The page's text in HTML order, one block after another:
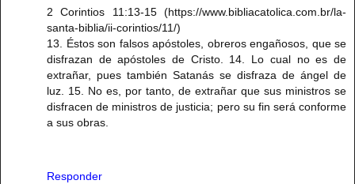
2 Corintios 11:13-15 (https://www.bibliacatolica.com.br/la-
santa-biblia/ii-corintios/11/)
13. Éstos son falsos apóstoles, obreros engañosos, que se
disfrazan de apóstoles de Cristo. 14. Lo cual no es de
extrañar, pues también Satanás se disfraza de ángel de
luz. 15. No es, por tanto, de extrañar que sus ministros se
disfracen de ministros de justicia; pero su fin será conforme
a sus obras.
Responder